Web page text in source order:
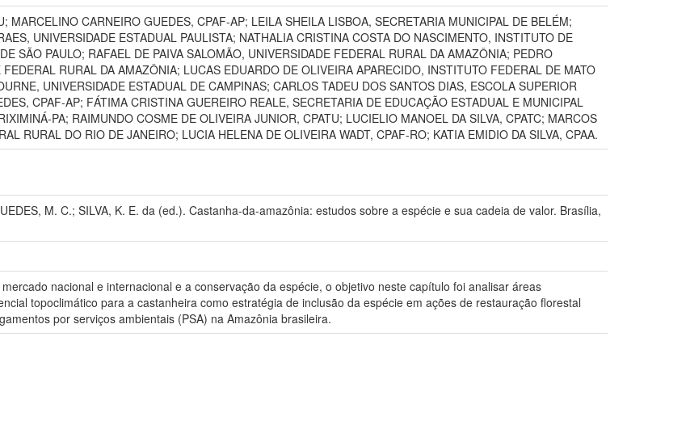
MARCELINO CARNEIRO GUEDES, CPAF-AP; LEILA SHEILA LISBOA, SECRETARIA MUNICIPAL DE BELÉM;
UNIVERSIDADE ESTADUAL PAULISTA; NATHALIA CRISTINA COSTA DO NASCIMENTO, INSTITUTO DE
SÃO PAULO; RAFAEL DE PAIVA SALOMÃO, UNIVERSIDADE FEDERAL RURAL DA AMAZÔNIA; PEDRO
RURAL DA AMAZÔNIA; LUCAS EDUARDO DE OLIVEIRA APARECIDO, INSTITUTO FEDERAL DE MATO
UNIVERSIDADE ESTADUAL DE CAMPINAS; CARLOS TADEU DOS SANTOS DIAS, ESCOLA SUPERIOR
CPAF-AP; FÁTIMA CRISTINA GUEREIRO REALE, SECRETARIA DE EDUCAÇÃO ESTADUAL E MUNICIPAL
PA; RAIMUNDO COSME DE OLIVEIRA JUNIOR, CPATU; LUCIELIO MANOEL DA SILVA, CPATC; MARCOS
RURAL DO RIO DE JANEIRO; LUCIA HELENA DE OLIVEIRA WADT, CPAF-RO; KATIA EMIDIO DA SILVA, CPAA.
M. C.; SILVA, K. E. da (ed.). Castanha-da-amazônia: estudos sobre a espécie e sua cadeia de valor. Brasília,
nacional e internacional e a conservação da espécie, o objetivo neste capítulo foi analisar áreas
topoclimático para a castanheira como estratégia de inclusão da espécie em ações de restauração florestal
por serviços ambientais (PSA) na Amazônia brasileira.